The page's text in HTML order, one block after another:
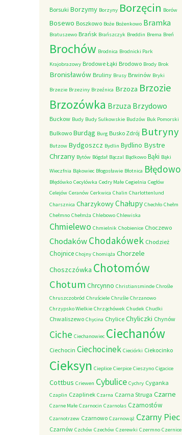
Borsuki Borzymy Borzyny Borzęcin Borów
Bosewo Boszkowo Boże Bożenkowo Bramka
Bratuszewo Brańsk Brańszczyk Breddin Brema Breń
Brochów Brodnica Brodnicki Park
Krajobrazowy Brodowe Łąki Brodowo Brody Brok
Bronisławów Bruliny Brusy Brwinów Bryki
Brzezie Brzeziny Brzeźnica Brzoza Brzozie
Brzozówka Brzuza Brzydowo
Buckow Budy Budy Sulkowskie Budzów Buk Pomorski
Bulkowo Burdąg Burg Busko Zdrój Butryny
Butzow Bydgoszcz Bydlin Bydlino Bystre
Chrzany Bytów Bógdał Bączal Bądkowo Bąki Bąki
Wieczfnia Bąkowiec Błogosławie Błotnica Błędowo
Błędówko Cecylówka Cedry Małe Cegielnia Cegłów
Celejów Ceranów Cerkwica Chalin Charlottenlund
Charsznica CharzykowyChałupy Chechło Chełm
Chełmno Chełmża Chlebowo Chlewiska
Chmielewo Chmielnik Chobienice Choczewo
ChodakówChodakówek Chodzież
Chojnice Chojny Chomiąża Chorzele
Choszczówka Chotomów
Chotum Chrcynno Christiansminde Chrośle
Chruszczobród Chruściele Chruśle Chrzanowo
Chrzypsko Wielkie Chrząchówek Chudek Chudki
Chwaliszewo Chycina Chylice Chyliczki Chynów
Ciche Ciechanowiec Ciechanów
Ciechocin Ciechocinek Cieciórki Ciekocinko
Cieksyn Cieplice Cierpice Cieszyno Cigacice
Cottbus Criewen Cybulice Cychry Cyganka
Czaplin Czaplinek Czarna Czarna Struga Czarne
Czarne Małe Czarnocin Czarnolas Czarnostów
Czarnotrzew Czarnowo Czarnowąż Czarny Piec
Czarnów Czchów Czechów Czerewki Czermno Czernice